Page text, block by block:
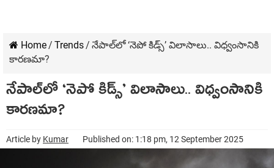
Home/ Trends/ నేపాల్‌లో ‘నెపో కిడ్స్’ విలాసాలు.. విధ్వంసానికి
కారణమా?
నేపాల్‌లో ‘నెపో కిడ్స్’ విలాసాలు.. విధ్వంసానికి
కారణమా?
Article by Kumar Published on: 1:18 pm, 12 September 2025